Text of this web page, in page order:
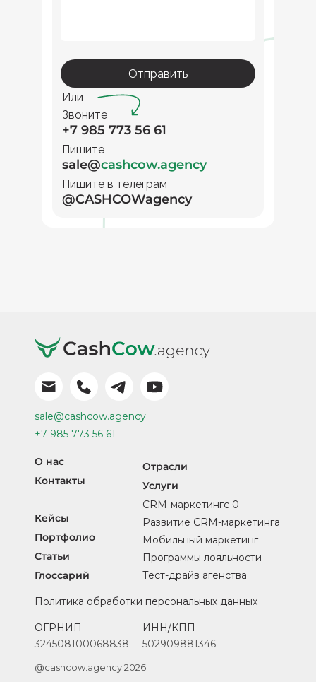
Отправить
Или
@CASHCOWagency
Пишите в телеграм
sale@cashcow.agency
Пишите
+7 985 773 56 61
Звоните
@cashcow.agency 2026
Политика обработки персональных данных
Тест-драйв агенства
Программы лояльности
Мобильный маркетинг
Развитие CRM-маркетинга
CRM-маркетингс 0
+7 985 773 56 61
sale@cashcow.agency
ОГРНИП
324508100068838
Контакты
Статьи
Глоссарий
Портфолио
Отрасли
Кейсы
Услуги
О нас
ИНН/КПП
502909881346